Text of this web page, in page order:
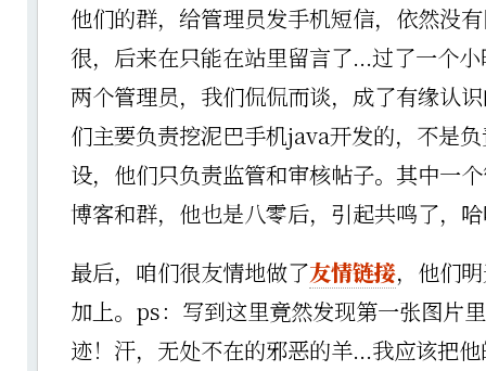
他们的群，给管理员发手机短信，依然没
很，后来在只能在站里留言了...过了一个
两个管理员，我们侃侃而谈，成了有缘认
们主要负责挖泥巴手机java开发的，不是
设，他们只负责监管和审核帖子。其中一
博客和群，他也是八零后，引起共鸣了，
最后，咱们很友情地做了友情链接，他们
加上。ps：写到这里竟然发现第一张图片
迹！汗，无处不在的邪恶的羊...我应该把